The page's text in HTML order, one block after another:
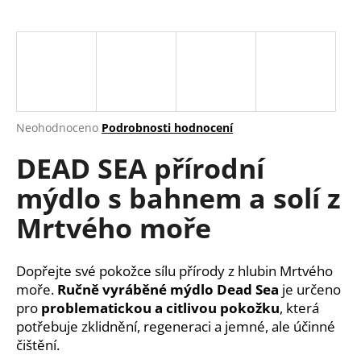
Průměrné
produktu
je
5
hvězdiček.
Neohodnoceno Podrobnosti hodnocení
DEAD SEA přírodní
mýdlo s bahnem a solí z
Mrtvého moře
Dopřejte své pokožce sílu přírody z hlubin Mrtvého
moře. Ručně vyráběné mýdlo Dead Sea je určeno
pro problematickou a citlivou pokožku, která
potřebuje zklidnění, regeneraci a jemné, ale účinné
čištění.
j
?
HLEDAT
o
p
o
r
u